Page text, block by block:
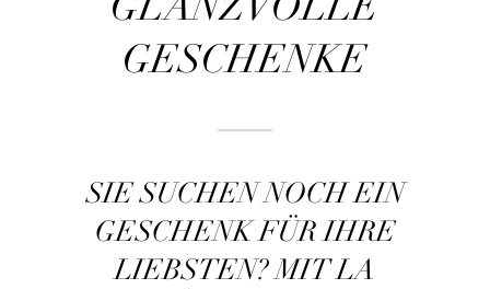
GESCHENKE
SIE SUCHEN NOCH EIN
GESCHENK FÜR IHRE
LIEBSTEN? MIT LA